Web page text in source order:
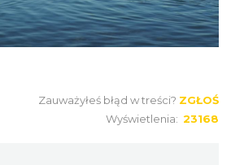
Zauważyłeś błąd w treści? ZGŁOŚ
Wyświetlenia: 23168